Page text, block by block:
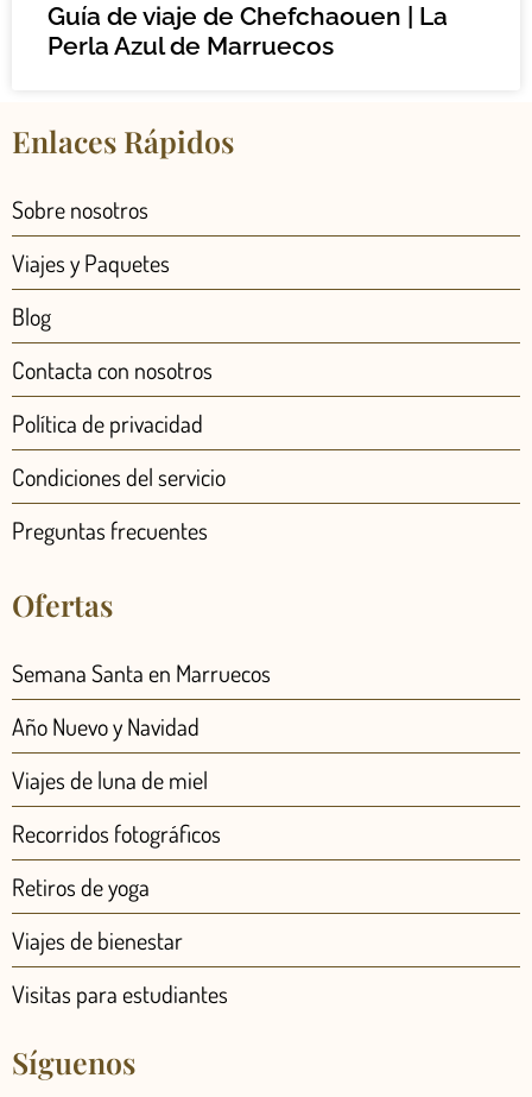
Guía de viaje de Chefchaouen | La
Perla Azul de Marruecos
Enlaces Rápidos
Sobre nosotros
Viajes y Paquetes
Blog
Contacta con nosotros
Política de privacidad
Condiciones del servicio
Preguntas frecuentes
Ofertas
Semana Santa en Marruecos
Año Nuevo y Navidad
Viajes de luna de miel
Recorridos fotográficos
Retiros de yoga
Viajes de bienestar
Visitas para estudiantes
Síguenos